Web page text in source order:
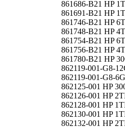
861686-B21 HP
861691-B21 HP
861746-B21 HP
861748-B21 HP
861754-B21 HP
861756-B21 HP
861780-B21 HP
862119-001-G8-
862119-001-G8-
862125-001 HP
862126-001 HP
862128-001 HP
862130-001 HP
862132-001 HP